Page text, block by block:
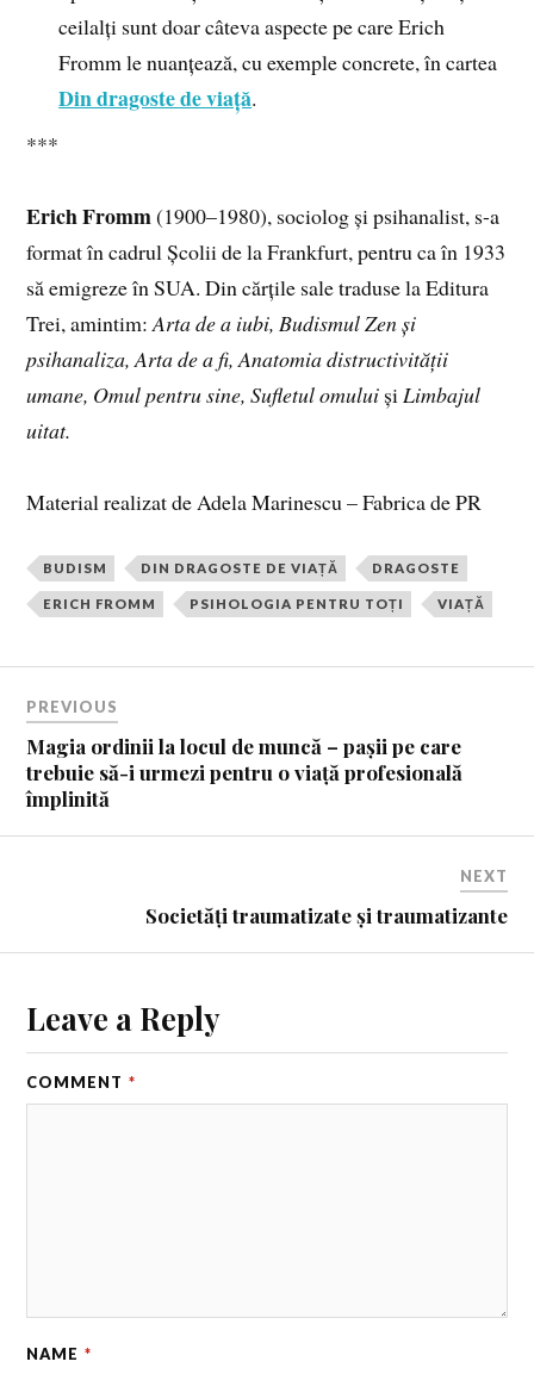
ceilalți sunt doar câteva aspecte pe care Erich
Fromm le nuanțează, cu exemple concrete, în cartea
Din dragoste de viață.
***
Erich Fromm(1900–1980), sociolog și psihanalist, s-a
format în cadrul Școlii de la Frankfurt, pentru ca în 1933
să emigreze în SUA. Din cărțile sale traduse la Editura
Trei, amintim:Arta de a iubi, Budismul Zen și
psihanaliza, Arta de a fi, Anatomia distructivității
umane, Omul pentru sine, Sufletul omului șiLimbajul
uitat.
Material realizat de Adela Marinescu – Fabrica de PR
BUDISM DIN DRAGOSTE DE VIAȚĂ DRAGOSTE
ERICH FROMM PSIHOLOGIA PENTRU TOȚI VIAȚĂ
PREVIOUS
Magia ordinii la locul de muncă – pașii pe care
trebuie să-i urmezi pentru o viață profesională
împlinită
NEXT
Societăți traumatizate și traumatizante
Leave a Reply
COMMENT *
NAME *